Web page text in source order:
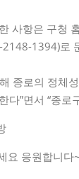
사항은 구청
1394)로
종로의 정체
다”면서 “종
요 응원합니다